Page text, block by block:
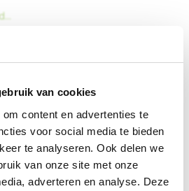
van cookies
content en advertenties te
voor social media te bieden
te analyseren. Ook delen we
van onze site met onze
adverteren en analyse. Deze
9/10